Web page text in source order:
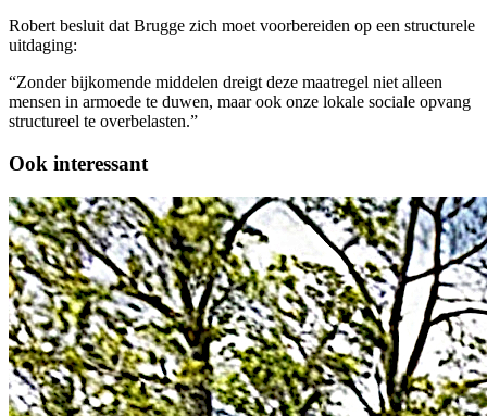
Robert besluit dat Brugge zich moet voorbereiden op een structurele
uitdaging:
“Zonder bijkomende middelen dreigt deze maatregel niet alleen
mensen in armoede te duwen, maar ook onze lokale sociale opvang
structureel te overbelasten.”
Ook interessant